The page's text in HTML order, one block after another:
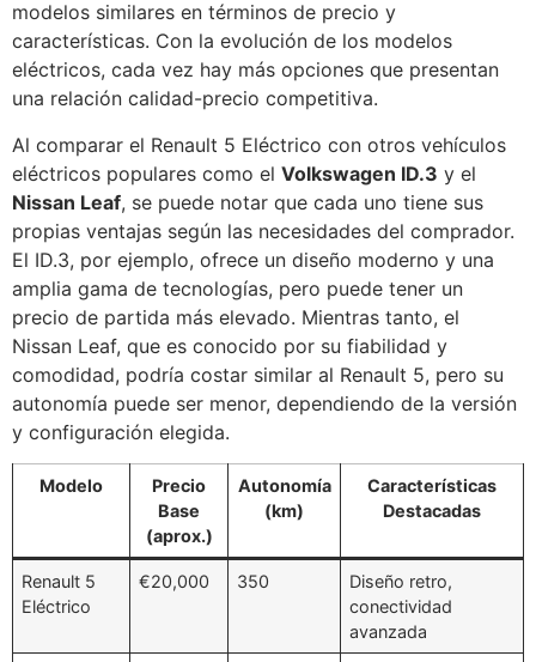
modelos similares en términos de precio y
características. Con la evolución de los modelos
eléctricos, cada vez hay más opciones que presentan
una relación calidad-precio competitiva.
Al comparar el Renault 5 Eléctrico con otros vehículos
eléctricos populares como el Volkswagen ID.3 y el
Nissan Leaf, se puede notar que cada uno tiene sus
propias ventajas según las necesidades del comprador.
El ID.3, por ejemplo, ofrece un diseño moderno y una
amplia gama de tecnologías, pero puede tener un
precio de partida más elevado. Mientras tanto, el
Nissan Leaf, que es conocido por su fiabilidad y
comodidad, podría costar similar al Renault 5, pero su
autonomía puede ser menor, dependiendo de la versión
y configuración elegida.
Modelo
Precio
Base
(aprox.)
Autonomía
(km)
Características
Destacadas
Renault 5
Eléctrico
€20,000 350
Diseño retro,
conectividad
avanzada